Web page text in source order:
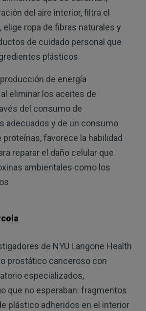
del aire interior, filtra el
elige ropa de fibras naturales y
de cuidado personal que
plásticos
de energía
eliminar los aceites de
del consumo de
adecuados y de un consumo
favorece la habilidad
reparar el daño celular que
ambientales como los
de NYU Langone Health
prostático canceroso con
especializados,
que no esperaban: fragmentos
plástico adheridos en el interior